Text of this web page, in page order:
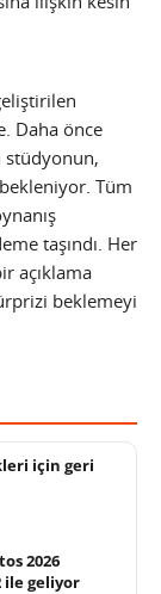
Daha önce
stüdyonun,
Tüm
taşındı. Her
açıklama
beklemeyi
için geri
2026
ile geliyor